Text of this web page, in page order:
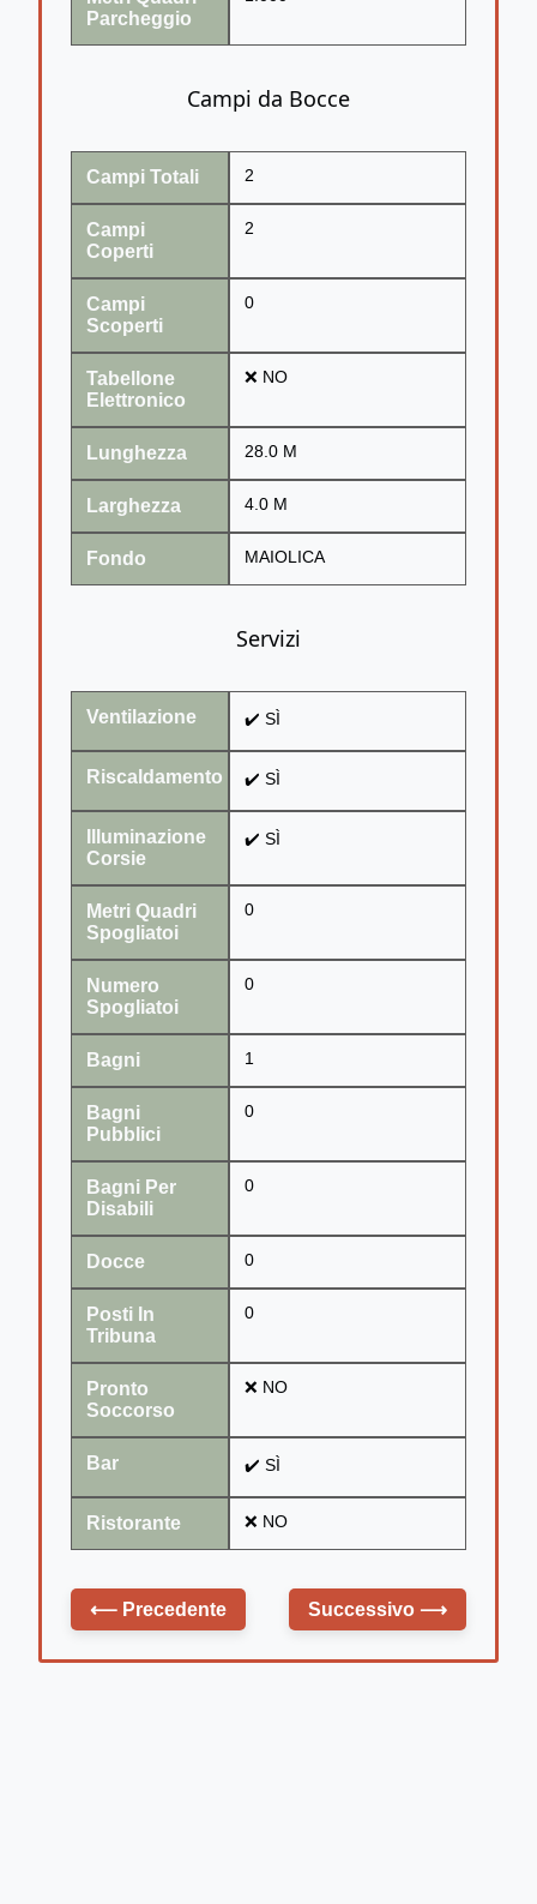
Parcheggio
Campi da Bocce
Campi Totali 2
Campi
Coperti
2
Campi
Scoperti
0
Tabellone
Elettronico
❌ NO
Lunghezza 28.0 M
Larghezza 4.0 M
Fondo MAIOLICA
Servizi
Ventilazione ✔️ SÌ
Riscaldamento ✔️ SÌ
Illuminazione
Corsie
✔️ SÌ
Metri Quadri
Spogliatoi
0
Numero
Spogliatoi
0
Bagni 1
Bagni
Pubblici
0
Bagni Per
Disabili
0
Docce 0
Posti In
Tribuna
0
Pronto
Soccorso
❌ NO
Bar ✔️ SÌ
Ristorante ❌ NO
⟵ Precedente Successivo ⟶